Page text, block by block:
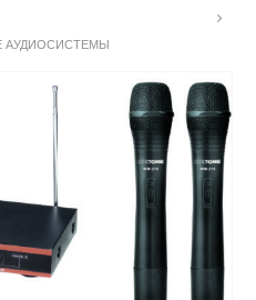
АУДИОСИСТЕМЫ